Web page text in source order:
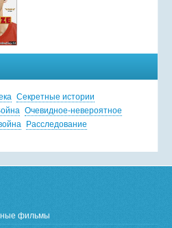
Секретные истории
Очевидное-невероятное
Расследование
фильмы